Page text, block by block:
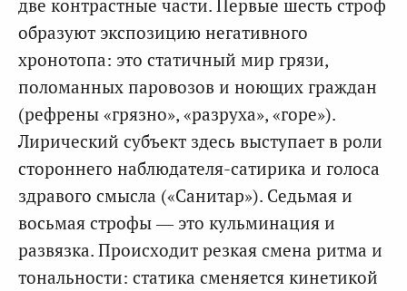
две контрастные части. Первые шесть строф
образуют экспозицию негативного
хронотопа: это статичный мир грязи,
поломанных паровозов и ноющих граждан
(рефрены «грязно», «разруха», «горе»).
Лирический субъект здесь выступает в роли
стороннего наблюдателя-сатирика и голоса
здравого смысла («Санитар»). Седьмая и
восьмая строфы — это кульминация и
развязка. Происходит резкая смена ритма и
тональности: статика сменяется кинетикой